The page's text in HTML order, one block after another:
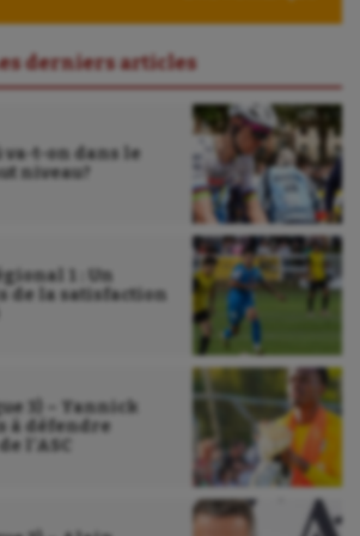
sportif
frisbee
derniers articles
va-t-on dans le
niveau?
1 : Un
de la satisfaction
3) – Yannick
à défendre
l’ASC